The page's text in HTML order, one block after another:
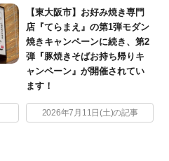
【東大阪市】お好み焼き専門
店『てらまえ』の第1弾モダン
焼きキャンペーンに続き、第2
弾『豚焼きそばお持ち帰りキ
ャンペーン』が開催されてい
ます！
2026年7月11日(土)の記事